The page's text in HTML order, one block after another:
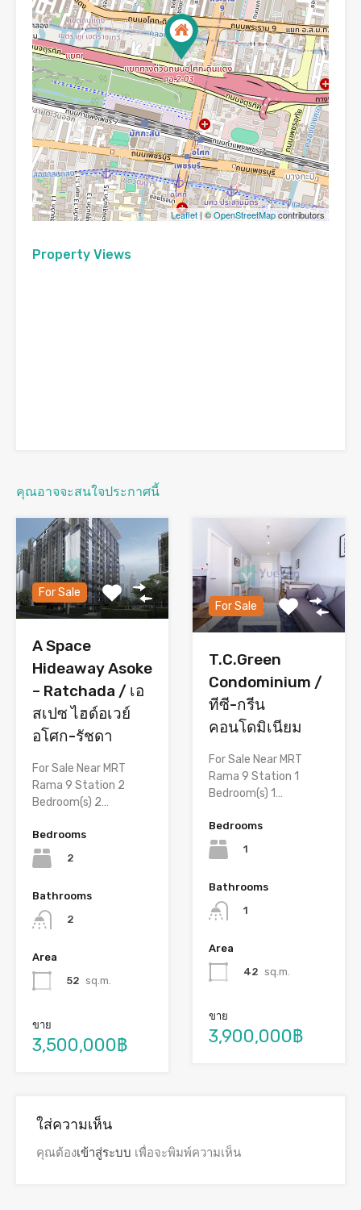
Leaflet| ©OpenStreetMapcontributors
Property Views
คุณอาจจะสนใจประกาศนี้
For Sale
A Space
Hideaway Asoke
– Ratchada / เอ
สเปซ ไฮด์อเวย์
อโศก-รัชดา
For Sale Near MRT
Rama 9 Station 2
Bedroom(s) 2…
Bedrooms
2
Bathrooms
2
Area
52 sq.m.
ขาย
3,500,000฿
For Sale
T.C.Green
Condominium /
ทีซี-กรีน
คอนโดมิเนียม
For Sale Near MRT
Rama 9 Station 1
Bedroom(s) 1…
Bedrooms
1
Bathrooms
1
Area
42 sq.m.
ขาย
3,900,000฿
ใส่ความเห็น
คุณต้องเข้าสู่ระบบ เพื่อจะพิมพ์ความเห็น